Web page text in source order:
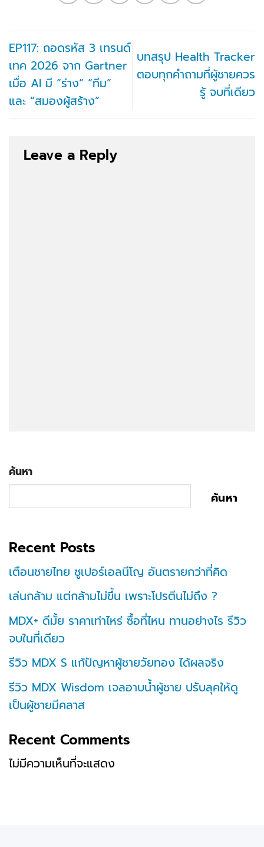
EP117: ถอดรหัส 3 เทรนด์
เทค 2026 จาก Gartner
เมื่อ AI มี “ร่าง” “ทีม”
และ “สมองผู้สร้าง”
บทสรุป Health Tracker
ตอบทุกคำถามที่ผู้ชายควร
รู้ จบที่เดียว
Leave a Reply
ค้นหา
ค้นหา
Recent Posts
เตือนชายไทย ซูเปอร์เอลนีโญ อันตรายกว่าที่คิด
เล่นกล้าม แต่กล้ามไม่ขึ้น เพราะโปรตีนไม่ถึง ?
MDX+ ดีมั้ย ราคาเท่าไหร่ ซื้อที่ไหน ทานอย่างไร รีวิว
จบในที่เดียว
รีวิว MDX S แก้ปัญหาผู้ชายวัยทอง ได้ผลจริง
รีวิว MDX Wisdom เจลอาบน้ำผู้ชาย ปรับลุคให้ดู
เป็นผู้ชายมีคลาส
Recent Comments
ไม่มีความเห็นที่จะแสดง